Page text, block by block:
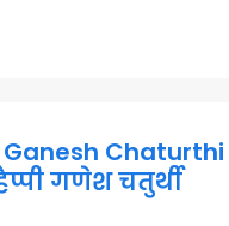
Chaturthi
गणेश चतुर्थी